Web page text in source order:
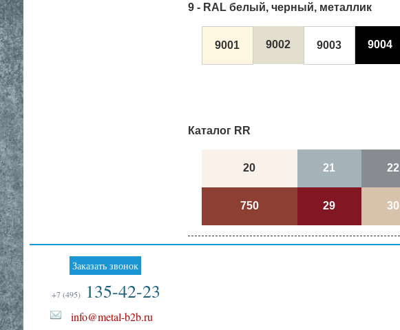
9 - RAL белый, черный, металлик
9001 9002 9003 9004
Каталог RR
20 21 22
750 29 30
Заказать звонок
+7 (495)135-42-23
info@metal-b2b.ru